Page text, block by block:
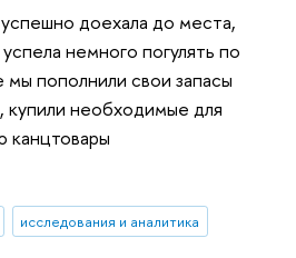
доехала до места,
немного погулять по
пополнили свои запасы
купили необходимые для
канцтовары
исследования и аналитика